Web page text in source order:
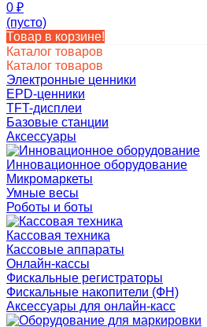
0 ₽
(пусто)
Товар в корзине!
Каталог товаров
Каталог товаров
Электронные ценники
EPD-ценники
TFT-дисплеи
Базовые станции
Аксессуары
Инновационное оборудование
Микромаркеты
Умные весы
Роботы и боты
Кассовая техника
Кассовые аппараты
Онлайн-кассы
Фискальные регистраторы
Фискальные накопители (ФН)
Аксессуары для онлайн-касс